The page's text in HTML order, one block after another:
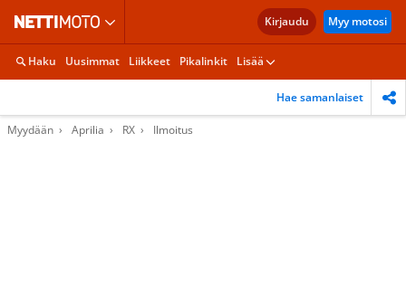
Kirjaudu Myy motosi
Haku Uusimmat Liikkeet Pikalinkit Lisää
Hae samanlaiset
Myydään Aprilia RX Ilmoitus